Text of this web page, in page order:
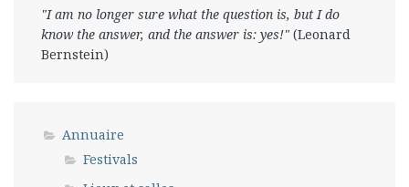
"I am no longer sure what the question is, but I do
know the answer, and the answer is: yes!" (Leonard
Bernstein)
Annuaire
Festivals